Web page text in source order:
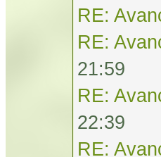
RE:
RE:
21:59
RE:
22:39
RE: